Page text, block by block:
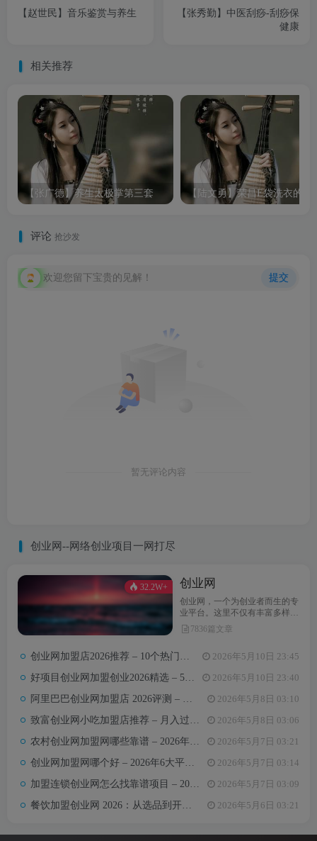
【赵世民】音乐鉴赏与养生
【张秀勤】中医刮痧-刮痧保
健康
相关推荐
【张广德】养生太极掌第三套
评论 抢沙发
欢迎您留下宝贵的见解！ 提交
暂无评论内容
创业网--网络创业项目一网打尽
32.2W+ 创业网
创业网，一个为创业者而生的专
业平台。这里不仅有丰富多样的
创业项目，还提供最新的创业资
讯和实用的创业指导。无论你是
富的创业达人，创业网都能为你
梦想。
7836篇文章
创业网加盟店2026推荐 – 10个热门项目月收益3-8万元真实对比 2026年5月10日 23:45
好项目创业网加盟创业2026精选 – 5万内热门项目月入3万攻略 2026年5月10日 23:40
阿里巴巴创业网加盟店 2026评测 – 哪些项目值得加盟+真实费用全解析 2026年5月8日 03:10
致富创业网小吃加盟店推荐 – 月入过万的6类小吃项目及选址避坑要点 2026年5月8日 03:06
农村创业网加盟网哪些靠谱 – 2026年5大平台测评与避坑手册 2026年5月7日 03:21
创业网加盟网哪个好 – 2026年6大平台实测对比与选择建议 2026年5月7日 03:14
加盟连锁创业网怎么找靠谱项目 – 2026年避坑指南与推荐平台 2026年5月7日 03:09
餐饮加盟创业网 2026：从选品到开店，10万以内最值得加盟的7个餐饮品类 2026年5月6日 03:21